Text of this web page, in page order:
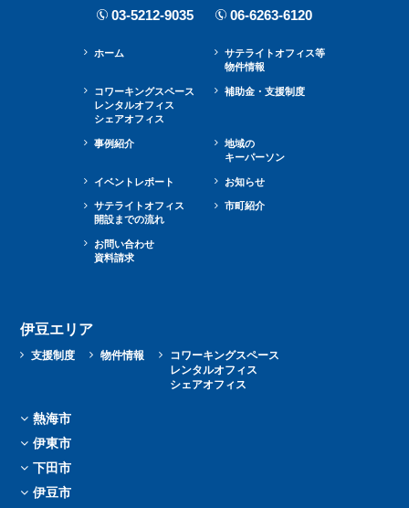
03-5212-9035 06-6263-6120
ホーム
サテライトオフィス等
物件情報
コワーキングスペース
レンタルオフィス
シェアオフィス
補助金・⽀援制度
事例紹介
地域の
キーパーソン
イベントレポート お知らせ
サテライトオフィス
開設までの流れ
市町紹介
お問い合わせ
資料請求
伊豆エリア
支援制度 物件情報
コワーキングスペース
レンタルオフィス
シェアオフィス
熱海市
伊東市
下田市
伊豆市